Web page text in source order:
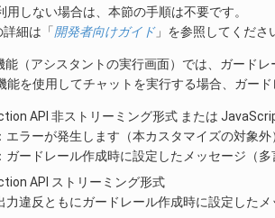
用しない場合は、本節の手順は不要です。
細は「開発者向けガイド」を参照してくださ
能（アシスタントの実行画面）では、ガード
能を使用してチャットを実行する場合、ガー
API 非ストリーミング形式 または
エラーが発生します（本カスタマイズの対象外
ガードレール作成時に設定したメッセージ（
API ストリーミング形式
力違反ともにガードレール作成時に設定した